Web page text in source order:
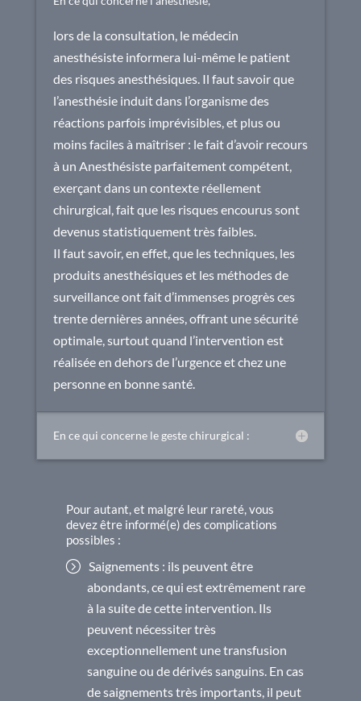
lors de la consultation, le médecin
anesthésiste informera lui-même le patient
des risques anesthésiques. Il faut savoir que
l’anesthésie induit dans l’organisme des
réactions parfois imprévisibles, et plus ou
moins faciles à maîtriser : le fait d’avoir recours
à un Anesthésiste parfaitement compétent,
exerçant dans un contexte réellement
chirurgical, fait que les risques encourus sont
devenus statistiquement très faibles.
Il faut savoir, en effet, que les techniques, les
produits anesthésiques et les méthodes de
surveillance ont fait d’immenses progrès ces
trente dernières années, offrant une sécurité
optimale, surtout quand l’intervention est
réalisée en dehors de l’urgence et chez une
personne en bonne santé.
En ce qui concerne le geste chirurgical :
Pour autant, et malgré leur rareté, vous
devez être informé(e) des complications
possibles :
Saignements : ils peuvent être
abondants, ce qui est extrêmement rare
à la suite de cette intervention. Ils
peuvent nécessiter très
exceptionnellement une transfusion
sanguine ou de dérivés sanguins. En cas
de saignements très importants, il peut